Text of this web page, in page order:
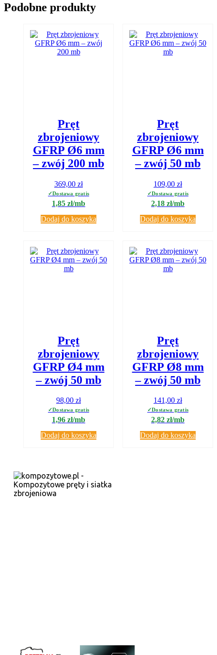
Podobne produkty
Pręt
zbrojeniowy
GFRP Ø6 mm
– zwój 200 mb
369,00 zł
1,85 zł/mb
Dodaj do koszyka
Pręt
zbrojeniowy
GFRP Ø6 mm
– zwój 50 mb
109,00 zł
2,18 zł/mb
Dodaj do koszyka
Pręt
zbrojeniowy
GFRP Ø4 mm
– zwój 50 mb
98,00 zł
1,96 zł/mb
Dodaj do koszyka
Pręt
zbrojeniowy
GFRP Ø8 mm
– zwój 50 mb
141,00 zł
2,82 zł/mb
Dodaj do koszyka